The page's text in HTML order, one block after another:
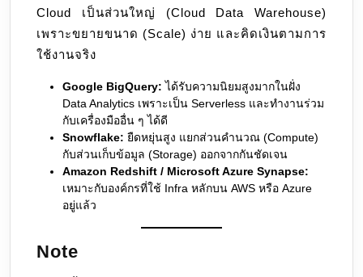
Cloud เป็นส่วนใหญ่ (Cloud Data Warehouse)
เพราะขยายขนาด (Scale) ง่าย และคิดเงินตามการ
ใช้งานจริง
Google BigQuery: ได้รับความนิยมสูงมากในฝั่ง
Data Analytics เพราะเป็น Serverless และทำงานร่วม
กับเครื่องมืออื่น ๆ ได้ดี
Snowflake: ยืดหยุ่นสูง แยกส่วนคำนวณ (Compute)
กับส่วนเก็บข้อมูล (Storage) ออกจากกันชัดเจน
Amazon Redshift / Microsoft Azure Synapse:
เหมาะกับองค์กรที่ใช้ Infra หลักบน AWS หรือ Azure
อยู่แล้ว
Note